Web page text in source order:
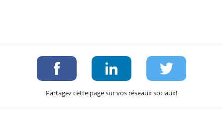
Partagez cette page sur vos réseaux sociaux!